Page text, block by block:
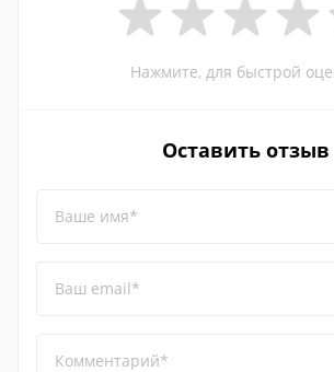
Нажмите, для быстрой
Оставить отзыв
Ваше имя*
Ваш email*
Комментарий*